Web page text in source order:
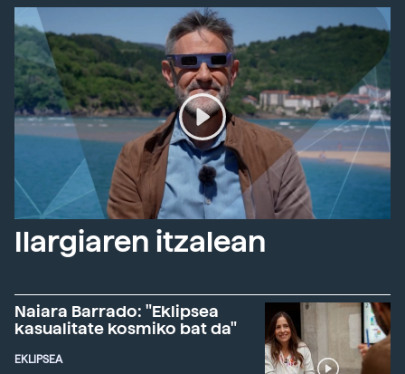
Ilargiaren itzalean
Naiara Barrado: "Eklipsea
kasualitate kosmiko bat da"
EKLIPSEA